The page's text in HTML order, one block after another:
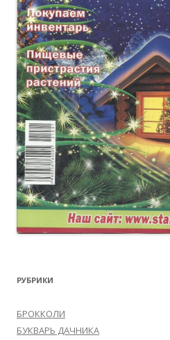
РУБРИКИ
БРОККОЛИ
БУКВАРЬ ДАЧНИКА